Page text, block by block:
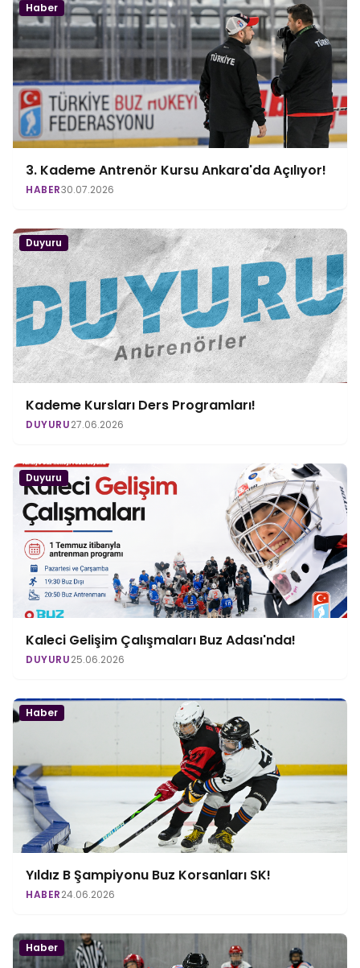
Haber
3. Kademe Antrenör Kursu Ankara'da Açılıyor!
HABER30.07.2026
Duyuru
Kademe Kursları Ders Programları!
DUYURU27.06.2026
Duyuru
Kaleci Gelişim Çalışmaları Buz Adası'nda!
DUYURU25.06.2026
Haber
Yıldız B Şampiyonu Buz Korsanları SK!
HABER24.06.2026
Haber